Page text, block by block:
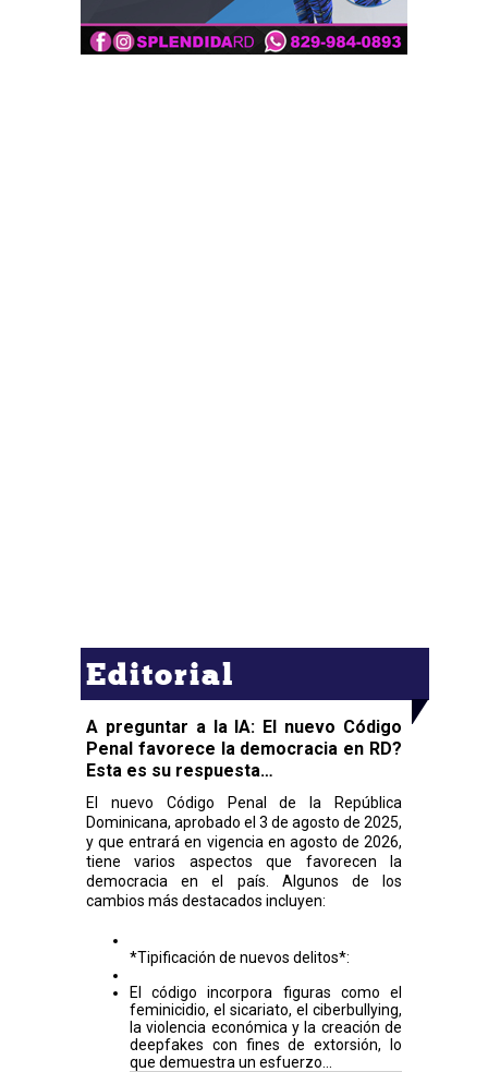
Editorial
A preguntar a la IA: El nuevo Código
Penal favorece la democracia en RD?
Esta es su respuesta…
El nuevo Código Penal de la República
Dominicana, aprobado el 3 de agosto de 2025,
y que entrará en vigencia en agosto de 2026,
tiene varios aspectos que favorecen la
democracia en el país. Algunos de los
cambios más destacados incluyen:
*Tipificación de nuevos delitos*:
El código incorpora figuras como el
feminicidio, el sicariato, el ciberbullying,
la violencia económica y la creación de
deepfakes con fines de extorsión, lo
que demuestra un esfuerzo...